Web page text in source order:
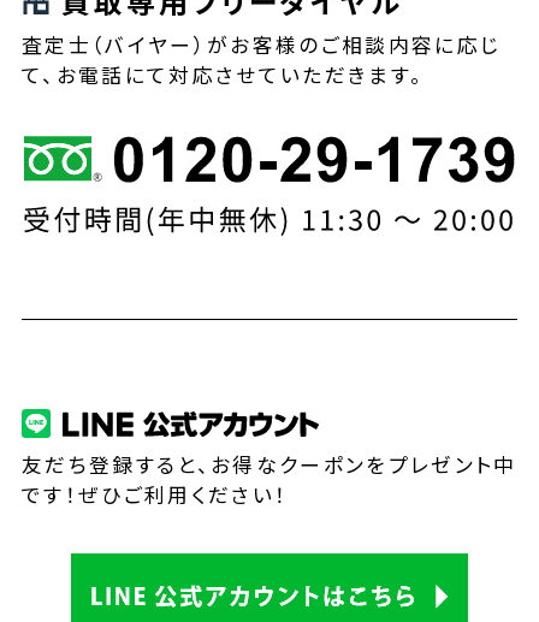
査定士（バイヤー）がお客様のご相談内容に応じ
て、お電話にて対応させていただきます。
友だち登録すると、お得なクーポンをプレゼント中
です！ぜひご利用ください！